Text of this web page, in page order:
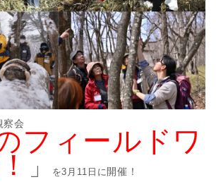
察会
フィールドワ
」 を3月11日に 開催！